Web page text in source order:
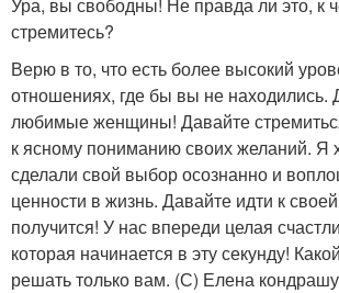
стремитесь?
Верю в то, что есть более высокий
отношениях, где бы вы не находились.
любимые женщины! Давайте
к ясному пониманию своих желаний. Я
сделали свой выбор осознанно и
ценности в жизнь. Давайте идти к
получится! У нас впереди целая
которая начинается в эту секунду!
решать только вам. (С) Елена